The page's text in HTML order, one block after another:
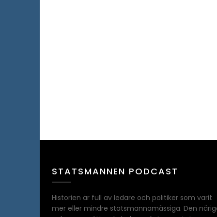
STATSMANNEN PODCAST
Historien är full av ledare och politiker som varit
mer eller mindre statsmannamässiga. Den